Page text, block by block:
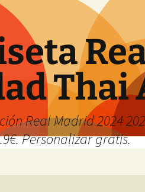
Thai
Real Madrid 2024
Personalizar gratis.